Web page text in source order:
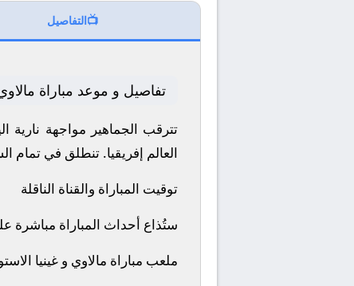
📺التفاصيل
تفاصيل و موعد مباراة مالاوي
العالم إفريقيا. تنطلق في تمام الساعة 19:00 بتوقيت
توقيت المباراة والقناة الناقلة
ستُذاع أحداث المباراة مباشرة
ملعب مباراة مالاوي و غينيا